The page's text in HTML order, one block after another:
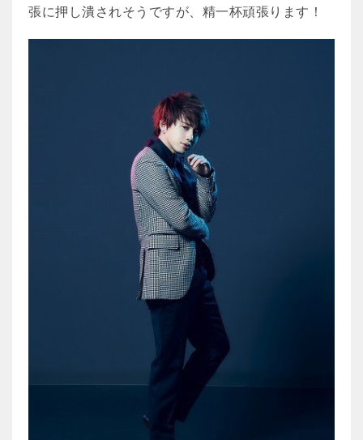
張に押し潰されそうですが、精一杯頑張ります！